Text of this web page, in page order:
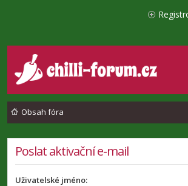
Obsah fóra
Poslat aktivační e-mail
Uživatelské jméno: